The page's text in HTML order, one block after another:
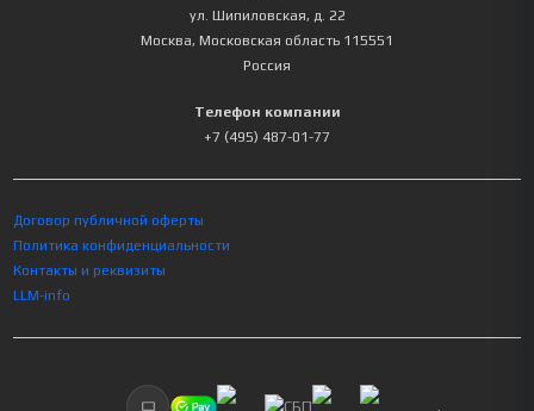
ул. Шипиловская, д. 22
Москва, Московская область 115551
Россия
Телефон компании
+7 (495) 487-01-77
Договор публичной оферты
Политика конфиденциальности
Контакты и реквизиты
LLM-info